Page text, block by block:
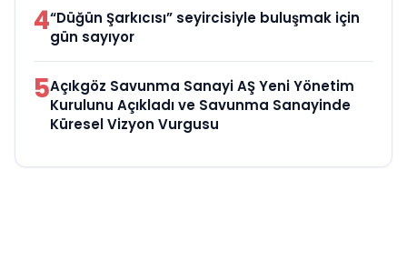
4“Düğün Şarkıcısı” seyircisiyle buluşmak için
gün sayıyor
5Açıkgöz Savunma Sanayi AŞ Yeni Yönetim
Kurulunu Açıkladı ve Savunma Sanayinde
Küresel Vizyon Vurgusu